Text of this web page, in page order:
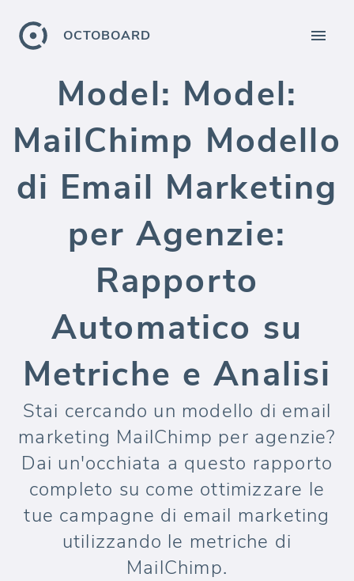
OCTOBOARD
Model: Model:
MailChimp Modello
di Email Marketing
per Agenzie:
Rapporto
Automatico su
Metriche e Analisi
Stai cercando un modello di email
marketing MailChimp per agenzie?
Dai un'occhiata a questo rapporto
completo su come ottimizzare le
tue campagne di email marketing
utilizzando le metriche di
MailChimp.